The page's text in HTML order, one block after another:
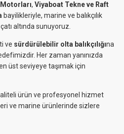
, Viyaboat Tekne ve Raft
bayilikleriyle, marine ve balıkçılık
altında sunuyoruz.
ve sürdürülebilir olta balıkçılığına
Her zaman yanınızda
üst seviyeye taşımak için
ürün ve profesyonel hizmet
ve marine ürünlerinde sizlere